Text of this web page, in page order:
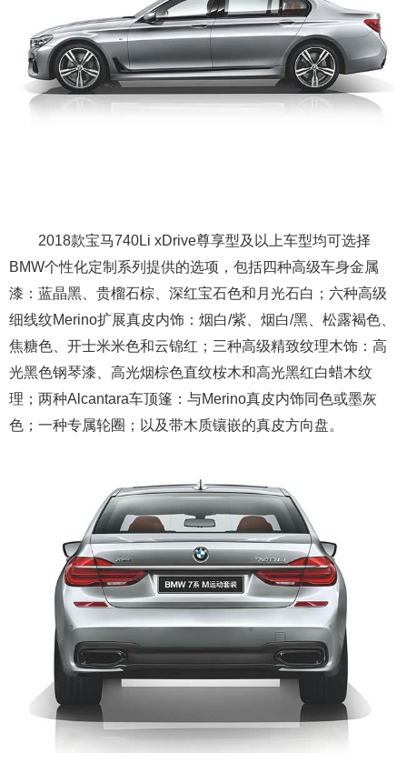
2018款宝马740Li xDrive尊享型及以上车型均可选择
BMW个性化定制系列提供的选项，包括四种高级车身金属
漆：蓝晶黑、贵榴石棕、深红宝石色和月光石白；六种高级
细线纹Merino扩展真皮内饰：烟白/紫、烟白/黑、松露褐色、
焦糖色、开士米米色和云锦红；三种高级精致纹理木饰：高
光黑色钢琴漆、高光烟棕色直纹桉木和高光黑红白蜡木纹
理；两种Alcantara车顶篷：与Merino真皮内饰同色或墨灰
色；一种专属轮圈；以及带木质镶嵌的真皮方向盘。